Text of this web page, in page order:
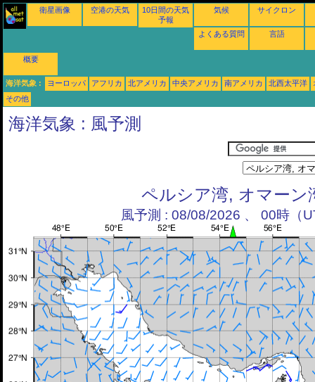
衛星画像 空港の天気
10日間の天気
予報
気候 サイクロン
よくある質問 言語
概要
海洋気象 : ヨーロッパ アフリカ 北アメリカ 中央アメリカ 南アメリカ 北西太平洋
その他
海洋気象 : 風予測
ペルシア湾, オマーン
風予測 : 08/08/2026 、 00時（